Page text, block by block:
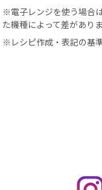
※電子レンジを使う場合
た機種によって差があり
※レシピ作成・表記の基準